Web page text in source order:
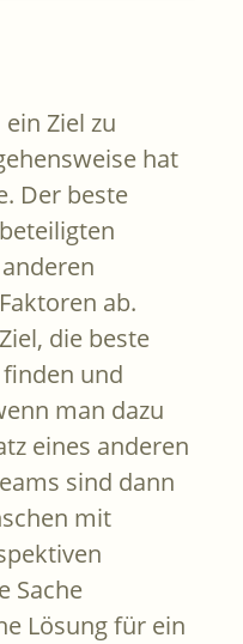
Ziel zu
hat
Der beste
ab.
die beste
und
man dazu
eines anderen
sind dann
mit
Sache
Lösung für ein